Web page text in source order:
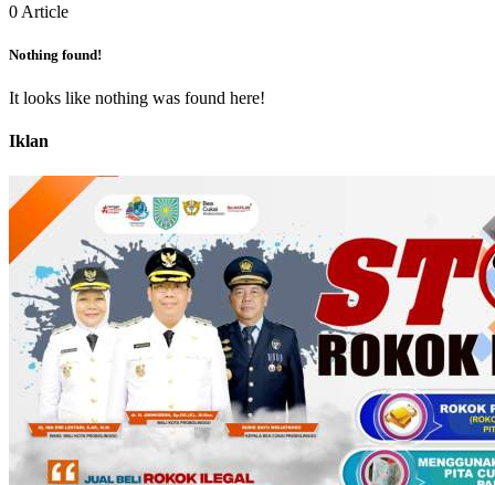
0 Article
Nothing found!
It looks like nothing was found here!
Iklan